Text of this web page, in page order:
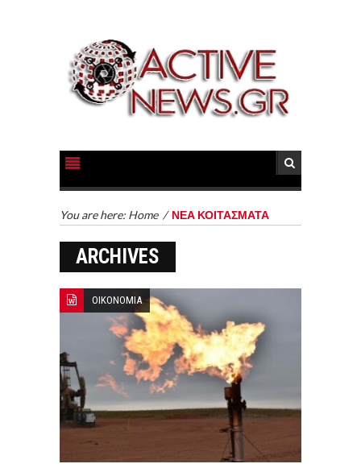
You are here: Home / ΝΕΑ ΚΟΙΤΑΣΜΑΤΑ
ARCHIVES
ΟΙΚΟΝΟΜΙΑ